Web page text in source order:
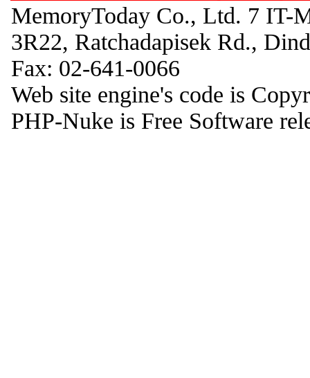
MemoryToday Co., Ltd. 7 IT-
3R22, Ratchadapisek Rd.,
Fax: 02-641-0066
Web site engine's code is
PHP-Nuke is Free Software